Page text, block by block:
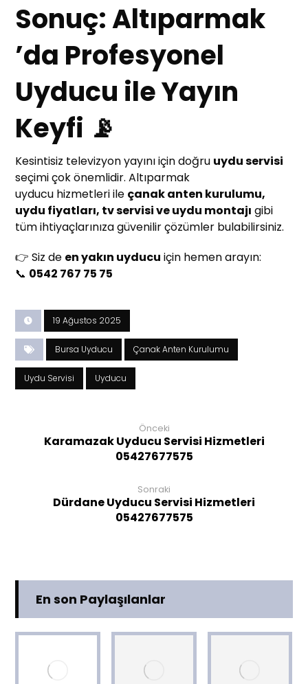
Sonuç: Altıparmak
’da Profesyonel
Uyducu ile Yayın
Keyfi 📡
Kesintisiz televizyon yayını için doğru uydu servisi
seçimi çok önemlidir. Altıparmak
uyducu hizmetleri ile çanak anten kurulumu,
uydu fiyatları, tv servisi ve uydu montajı gibi
tüm ihtiyaçlarınıza güvenilir çözümler bulabilirsiniz.
👉 Siz de en yakın uyducu için hemen arayın:
📞 0542 767 75 75
19 Ağustos 2025
Bursa Uyducu Çanak Anten Kurulumu
Uydu Servisi Uyducu
Önceki
Karamazak Uyducu Servisi Hizmetleri
05427677575
Sonraki
Dürdane Uyducu Servisi Hizmetleri
05427677575
En son Paylaşılanlar